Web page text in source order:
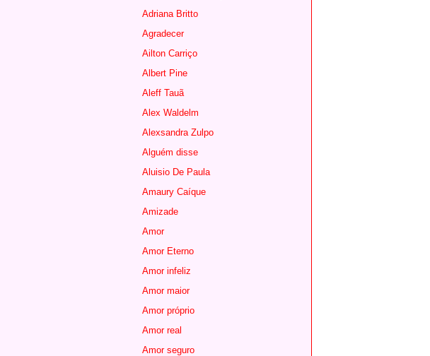
Adriana Britto
Agradecer
Ailton Carriço
Albert Pine
Aleff Tauã
Alex Waldelm
Alexsandra Zulpo
Alguém disse
Aluisio De Paula
Amaury Caíque
Amizade
Amor
Amor Eterno
Amor infeliz
Amor maior
Amor próprio
Amor real
Amor seguro